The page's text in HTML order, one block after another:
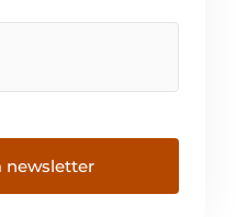
newsletter